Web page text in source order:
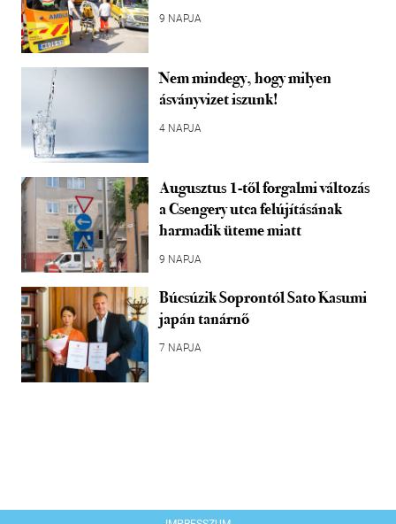
9 NAPJA
Nem mindegy, hogy milyen
ásványvizet iszunk!
4 NAPJA
Augusztus 1-től forgalmi változás
a Csengery utca felújításának
harmadik üteme miatt
9 NAPJA
Búcsúzik Soprontól Sato Kasumi
japán tanárnő
7 NAPJA